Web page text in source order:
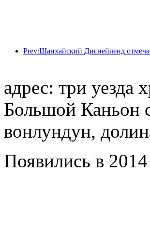
адрес: три уезда
Большой Каньон
вонлундун,
Появились в